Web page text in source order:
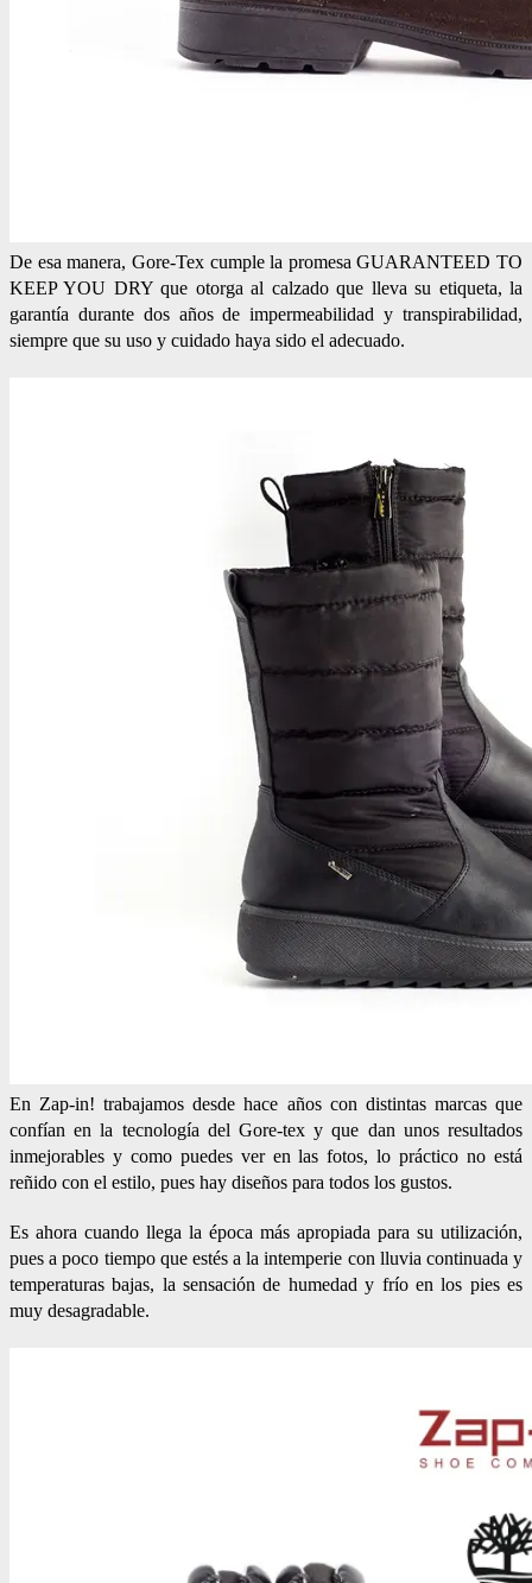
De esa manera, Gore-Tex cumple la promesa GUARANTEED TO
KEEP YOU DRY que otorga al calzado que lleva su etiqueta, la
garantía durante dos años de impermeabilidad y transpirabilidad,
siempre que su uso y cuidado haya sido el adecuado.
En Zap-in! trabajamos desde hace años con distintas marcas que
confían en la tecnología del Gore-tex y que dan unos resultados
inmejorables y como puedes ver en las fotos, lo práctico no está
reñido con el estilo, pues hay diseños para todos los gustos.
Es ahora cuando llega la época más apropiada para su utilización,
pues a poco tiempo que estés a la intemperie con lluvia continuada y
temperaturas bajas, la sensación de humedad y frío en los pies es
muy desagradable.